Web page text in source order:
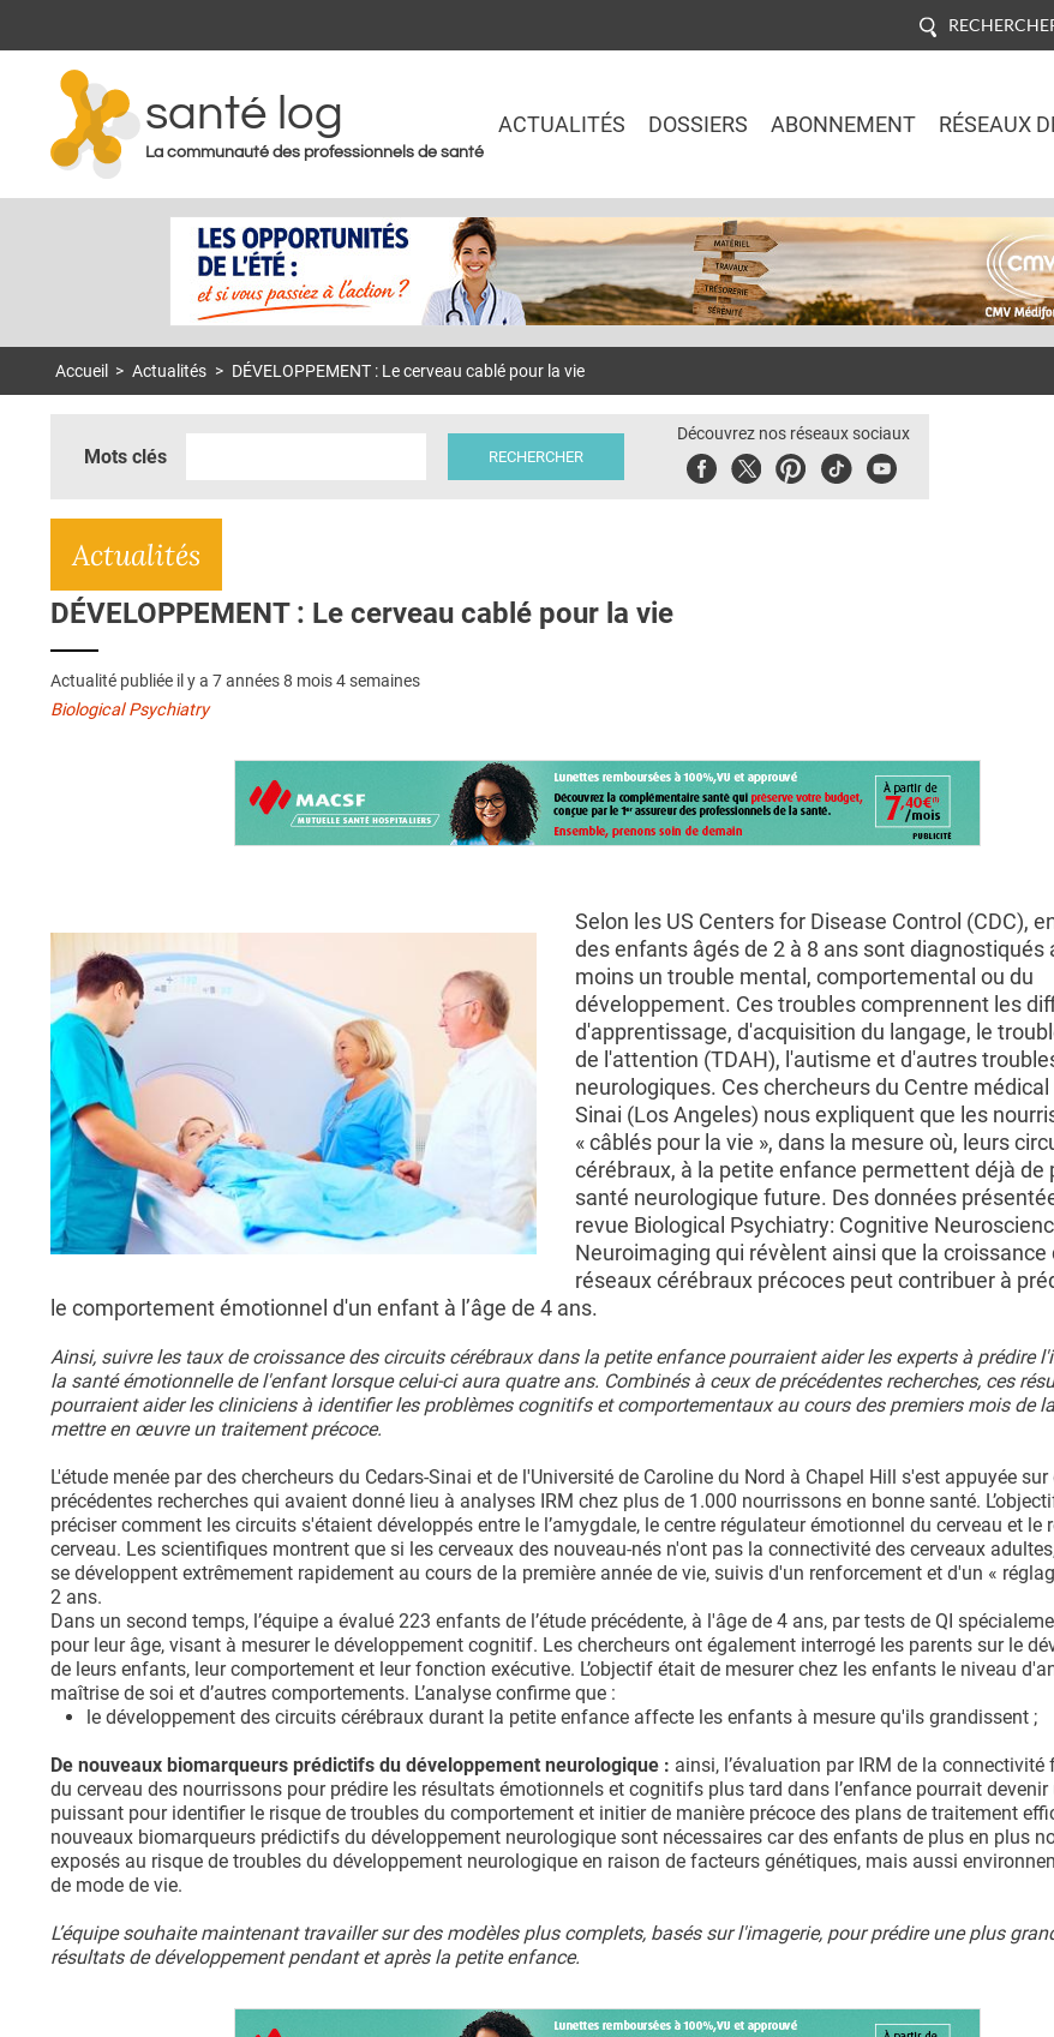
santé log
La communauté des professionnels de santé
ACTUALITÉS DOSSIERS ABONNEMENT RÉSEAUX
Accueil > Actualités > DÉVELOPPEMENT : Le cerveau cablé pour la vie
Mots clés
Découvrez nos réseaux sociaux
FacebookTwitterPinterest
TiktokYoubute
Actualités
DÉVELOPPEMENT : Le cerveau cablé pour la vie
Actualité publiée il y a 7 années 8 mois 4 semaines
Biological Psychiatry
Selon les US Centers for Disease Control (CDC),
des enfants âgés de 2 à 8 ans sont diagnostiqués
moins un trouble mental, comportemental ou du
développement. Ces troubles comprennent les
d'apprentissage, d'acquisition du langage, le
de l'attention (TDAH), l'autisme et d'autres
neurologiques. Ces chercheurs du Centre médical
Sinai (Los Angeles) nous expliquent que les
« câblés pour la vie », dans la mesure où, leurs
cérébraux, à la petite enfance permettent déjà de
santé neurologique future. Des données
revue Biological Psychiatry: Cognitive
Neuroimaging qui révèlent ainsi que la croissance
réseaux cérébraux précoces peut contribuer à
le comportement émotionnel d'un enfant à l’âge de 4 ans.
Ainsi, suivre les taux de croissance des circuits cérébraux dans la petite enfance pourraient aider les experts à prédire
la santé émotionnelle de l'enfant lorsque celui-ci aura quatre ans. Combinés à ceux de précédentes recherches, ces
pourraient aider les cliniciens à identifier les problèmes cognitifs et comportementaux au cours des premiers mois de
mettre en œuvre un traitement précoce.
L'étude menée par des chercheurs du Cedars-Sinai et de l'Université de Caroline du Nord à Chapel Hill s'est appuyée sur
précédentes recherches qui avaient donné lieu à analyses IRM chez plus de 1.000 nourrissons en bonne santé.
préciser comment les circuits s'étaient développés entre le l’amygdale, le centre régulateur émotionnel du cerveau et le
cerveau. Les scientifiques montrent que si les cerveaux des nouveau-nés n'ont pas la connectivité des cerveaux
se développent extrêmement rapidement au cours de la première année de vie, suivis d'un renforcement et d'un «
2 ans.
Dans un second temps, l’équipe a évalué 223 enfants de l’étude précédente, à l'âge de 4 ans, par tests de QI
pour leur âge, visant à mesurer le développement cognitif. Les chercheurs ont également interrogé les parents sur le
de leurs enfants, leur comportement et leur fonction exécutive. L’objectif était de mesurer chez les enfants le niveau
maîtrise de soi et d’autres comportements. L’analyse confirme que :
le développement des circuits cérébraux durant la petite enfance affecte les enfants à mesure qu'ils grandissent ;
De nouveaux biomarqueurs prédictifs du développement neurologique : ainsi, l’évaluation par IRM de la
du cerveau des nourrissons pour prédire les résultats émotionnels et cognitifs plus tard dans l’enfance pourrait devenir
puissant pour identifier le risque de troubles du comportement et initier de manière précoce des plans de traitement
nouveaux biomarqueurs prédictifs du développement neurologique sont nécessaires car des enfants de plus en plus
exposés au risque de troubles du développement neurologique en raison de facteurs génétiques, mais aussi
de mode de vie.
L’équipe souhaite maintenant travailler sur des modèles plus complets, basés sur l'imagerie, pour prédire une plus
résultats de développement pendant et après la petite enfance.